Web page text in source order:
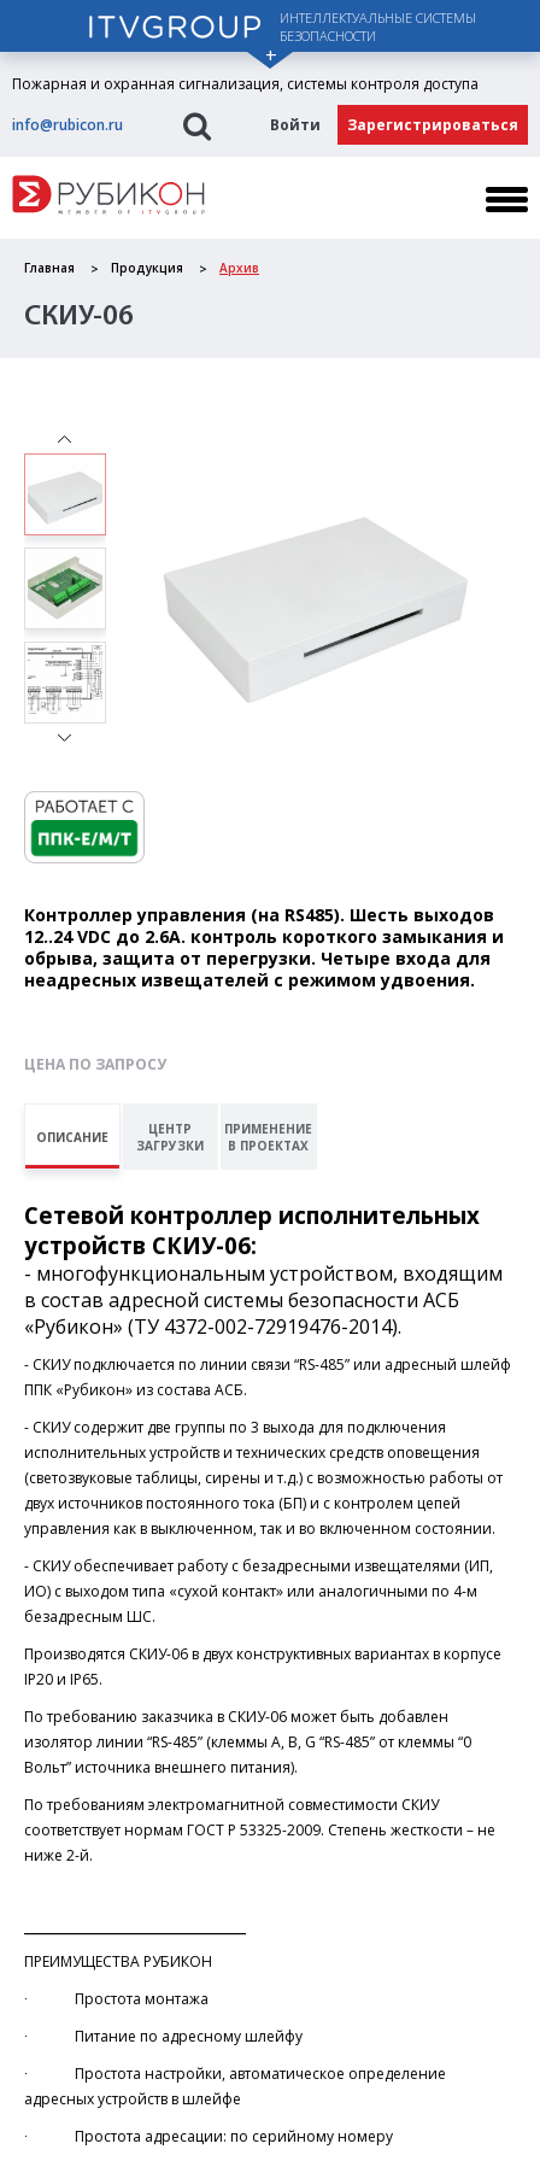
ИНТЕЛЛЕКТУАЛЬНЫЕ СИСТЕМЫ
БЕЗОПАСНОСТИ
Пожарная и охранная сигнализация, системы контроля доступа
info@rubicon.ru
Войти Зарегистрироваться
Главная Продукция Архив
СКИУ-06
Контроллер управления (на RS485). Шесть выходов
12..24 VDC до 2.6А. контроль короткого замыкания и
обрыва, защита от перегрузки. Четыре входа для
неадресных извещателей с режимом удвоения.
ЦЕНА ПО ЗАПРОСУ
ОПИСАНИЕ
ЦЕНТР
ЗАГРУЗКИ
ПРИМЕНЕНИЕ
В ПРОЕКТАХ
Сетевой контроллер исполнительных
устройств СКИУ-06:
- многофункциональным устройством, входящим
в состав адресной системы безопасности АСБ
«Рубикон» (ТУ 4372-002-72919476-2014).
- СКИУ подключается по линии связи “RS-485” или адресный шлейф
ППК «Рубикон» из состава АСБ.
- СКИУ содержит две группы по 3 выхода для подключения
исполнительных устройств и технических средств оповещения
(светозвуковые таблицы, сирены и т.д.) с возможностью работы от
двух источников постоянного тока (БП) и с контролем цепей
управления как в выключенном, так и во включенном состоянии.
- СКИУ обеспечивает работу с безадресными извещателями (ИП,
ИО) с выходом типа «сухой контакт» или аналогичными по 4-м
безадресным ШС.
Производятся СКИУ-06 в двух конструктивных вариантах в корпусе
IP20 и IP65.
По требованию заказчика в СКИУ-06 может быть добавлен
изолятор линии “RS-485” (клеммы А, В, G “RS-485” от клеммы “0
Вольт” источника внешнего питания).
По требованиям электромагнитной совместимости СКИУ
соответствует нормам ГОСТ Р 53325-2009. Степень жесткости – не
ниже 2-й.
ПРЕИМУЩЕСТВА РУБИКОН
∙ Простота монтажа
∙ Питание по адресному шлейфу
∙ Простота настройки, автоматическое определение
адресных устройств в шлейфе
∙ Простота адресации: по серийному номеру